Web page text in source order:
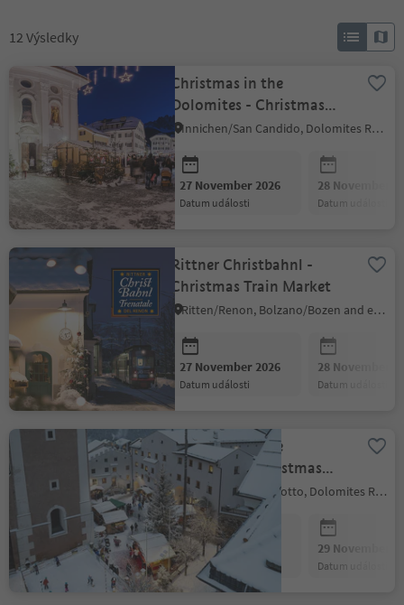
12 Výsledky
Christmas in the
Dolomites - Christmas
Market
Innichen/San Candido, Dolomites Region 3 Zinnen
27 November 2026
datum události
28 November
datum události
Rittner Christbahnl -
Christmas Train Market
Ritten/Renon, Bolzano/Bozen and environs
27 November 2026
datum události
28 November
datum události
Christmas in the
mountain - Christmas
market
Kastelruth/Castelrotto, Dolomites Region Seiser Alm
28 November 2026
datum události
29 November
datum události